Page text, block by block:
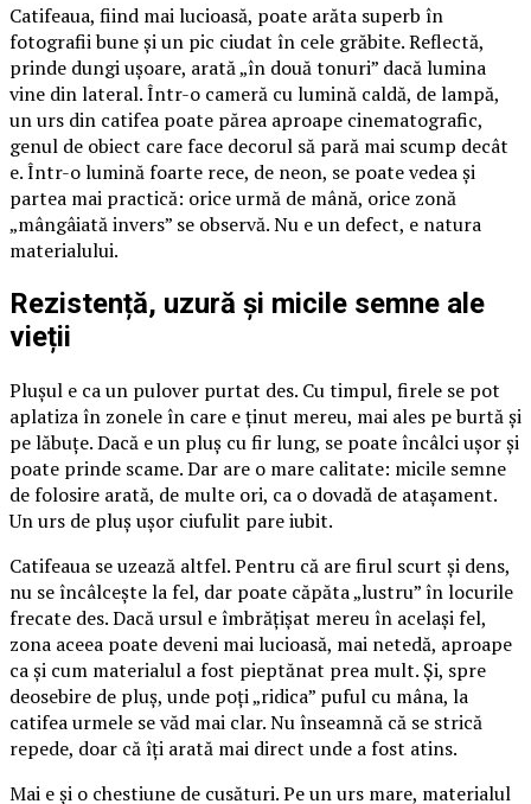
Catifeaua, fiind mai lucioasă, poate arăta superb în
fotografii bune și un pic ciudat în cele grăbite. Reflectă,
prinde dungi ușoare, arată „în două tonuri” dacă lumina
vine din lateral. Într-o cameră cu lumină caldă, de lampă,
un urs din catifea poate părea aproape cinematografic,
genul de obiect care face decorul să pară mai scump decât
e. Într-o lumină foarte rece, de neon, se poate vedea și
partea mai practică: orice urmă de mână, orice zonă
„mângâiată invers” se observă. Nu e un defect, e natura
materialului.
Rezistență, uzură și micile semne ale
vieții
Plușul e ca un pulover purtat des. Cu timpul, firele se pot
aplatiza în zonele în care e ținut mereu, mai ales pe burtă și
pe lăbuțe. Dacă e un pluș cu fir lung, se poate încâlci ușor și
poate prinde scame. Dar are o mare calitate: micile semne
de folosire arată, de multe ori, ca o dovadă de atașament.
Un urs de pluș ușor ciufulit pare iubit.
Catifeaua se uzează altfel. Pentru că are firul scurt și dens,
nu se încâlcește la fel, dar poate căpăta „lustru” în locurile
frecate des. Dacă ursul e îmbrățișat mereu în același fel,
zona aceea poate deveni mai lucioasă, mai netedă, aproape
ca și cum materialul a fost pieptănat prea mult. Și, spre
deosebire de pluș, unde poți „ridica” puful cu mâna, la
catifea urmele se văd mai clar. Nu înseamnă că se strică
repede, doar că îți arată mai direct unde a fost atins.
Mai e și o chestiune de cusături. Pe un urs mare, materialul